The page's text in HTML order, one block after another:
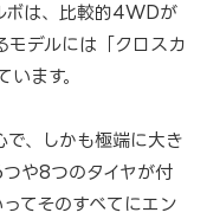
ボは、比較的4WDが
モデルには「クロスカ
ます。
、しかも極端に大き
や8つのタイヤが付
てそのすべてにエン